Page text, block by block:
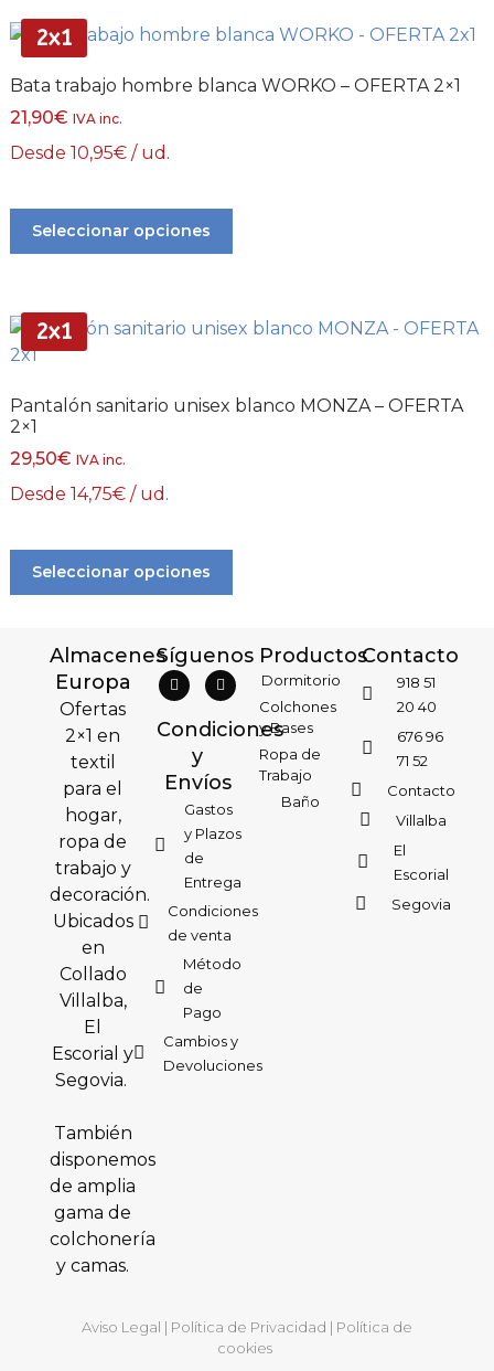
2x1
Bata trabajo hombre blanca WORKO – OFERTA 2×1
21,90€ IVA inc.
Desde 10,95€ / ud.
Seleccionar opciones
2x1
Pantalón sanitario unisex blanco MONZA – OFERTA
2×1
29,50€ IVA inc.
Desde 14,75€ / ud.
Seleccionar opciones
Almacenes
Europa
Ofertas
2×1 en
textil
para el
hogar,
ropa de
trabajo y
decoración.
Ubicados
en
Collado
Villalba,
El
Escorial y
Segovia.
También
disponemos
de amplia
gama de
colchonería
y camas.
Síguenos
Condiciones
y
Envíos
Gastos
y Plazos
de
Entrega
Condiciones
de venta
Método
de
Pago
Cambios y
Devoluciones
Productos
Dormitorio
Colchones
y Bases
Ropa de
Trabajo
Baño
Contacto
918 51
20 40
676 96
71 52
Contacto
Villalba
El
Escorial
Segovia
Aviso Legal | Política de Privacidad | Política de
cookies